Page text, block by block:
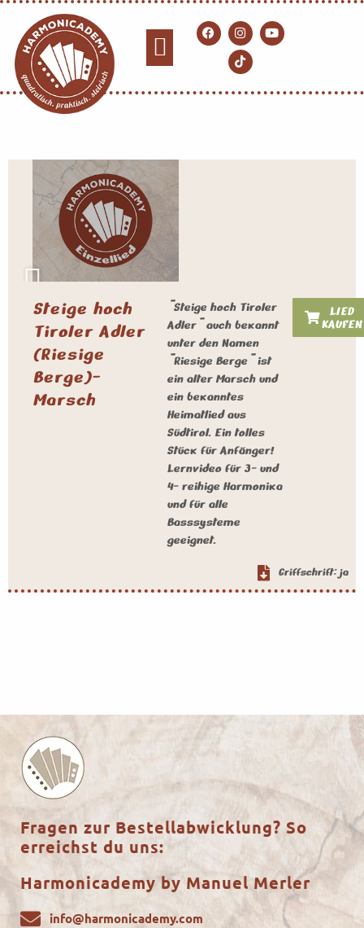
Steige hoch
Tiroler Adler
(Riesige
Berge)-
Marsch
"Steige hoch Tiroler
Adler" auch bekannt
unter den Namen
"Riesige Berge" ist
ein alter Marsch und
ein bekanntes
Heimatlied aus
Südtirol. Ein tolles
Stück für Anfänger!
Lernvideo für 3- und
4- reihige Harmonika
und für alle
Basssysteme
geeignet.
LIED
KAUFEN
Griffschrift: ja
Fragen zur Bestellabwicklung? So
erreichst du uns:
Harmonicademy by Manuel Merler
info@harmonicademy.com